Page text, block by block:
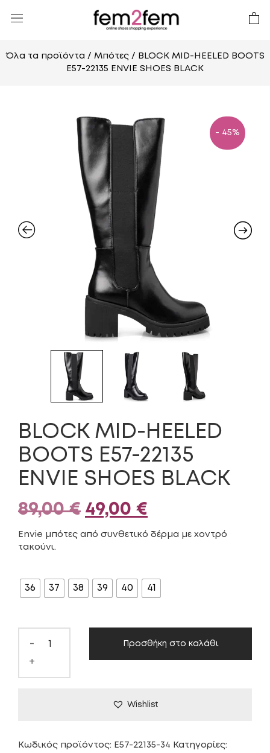
Όλα τα προϊόντα / Μπότες/ BLOCK MID-HEELED BOOTS
E57-22135 ENVIE SHOES BLACK
- 45%
BLOCK MID-HEELED
BOOTS E57-22135
ENVIE SHOES BLACK
89,00€ Original
price
89,00 €.
49,00 €
τρέχουσα
είναι:
Envie μπότες από συνθετικό δέρμα με χοντρό
τακούνι.
36 37 38 39 40 41
-
+
Προσθήκη στο καλάθι
Wishlist
Κωδικός προϊόντος: E57-22135-34 Κατηγορίες: